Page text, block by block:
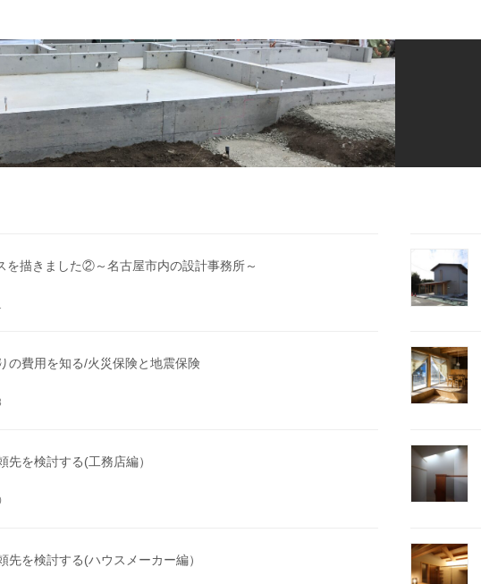
を描きました②～名古屋市内の設計事務所～
の費用を知る/火災保険と地震保険
を検討する(工務店編）
を検討する(ハウスメーカー編）